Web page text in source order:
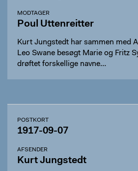
MODTAGER
Poul Uttenreitter
Kurt Jungstedt har sammen med
Leo Swane besøgt Marie og Fritz
drøftet forskellige navne…
POSTKORT
1917-09-07
AFSENDER
Kurt Jungstedt